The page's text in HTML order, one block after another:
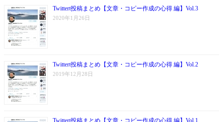
Twittert投稿まとめ【文章・コピー作成の心得 編】Vol.3
2020年1月26日
Twittert投稿まとめ【文章・コピー作成の心得 編】Vol.2
2019年12月28日